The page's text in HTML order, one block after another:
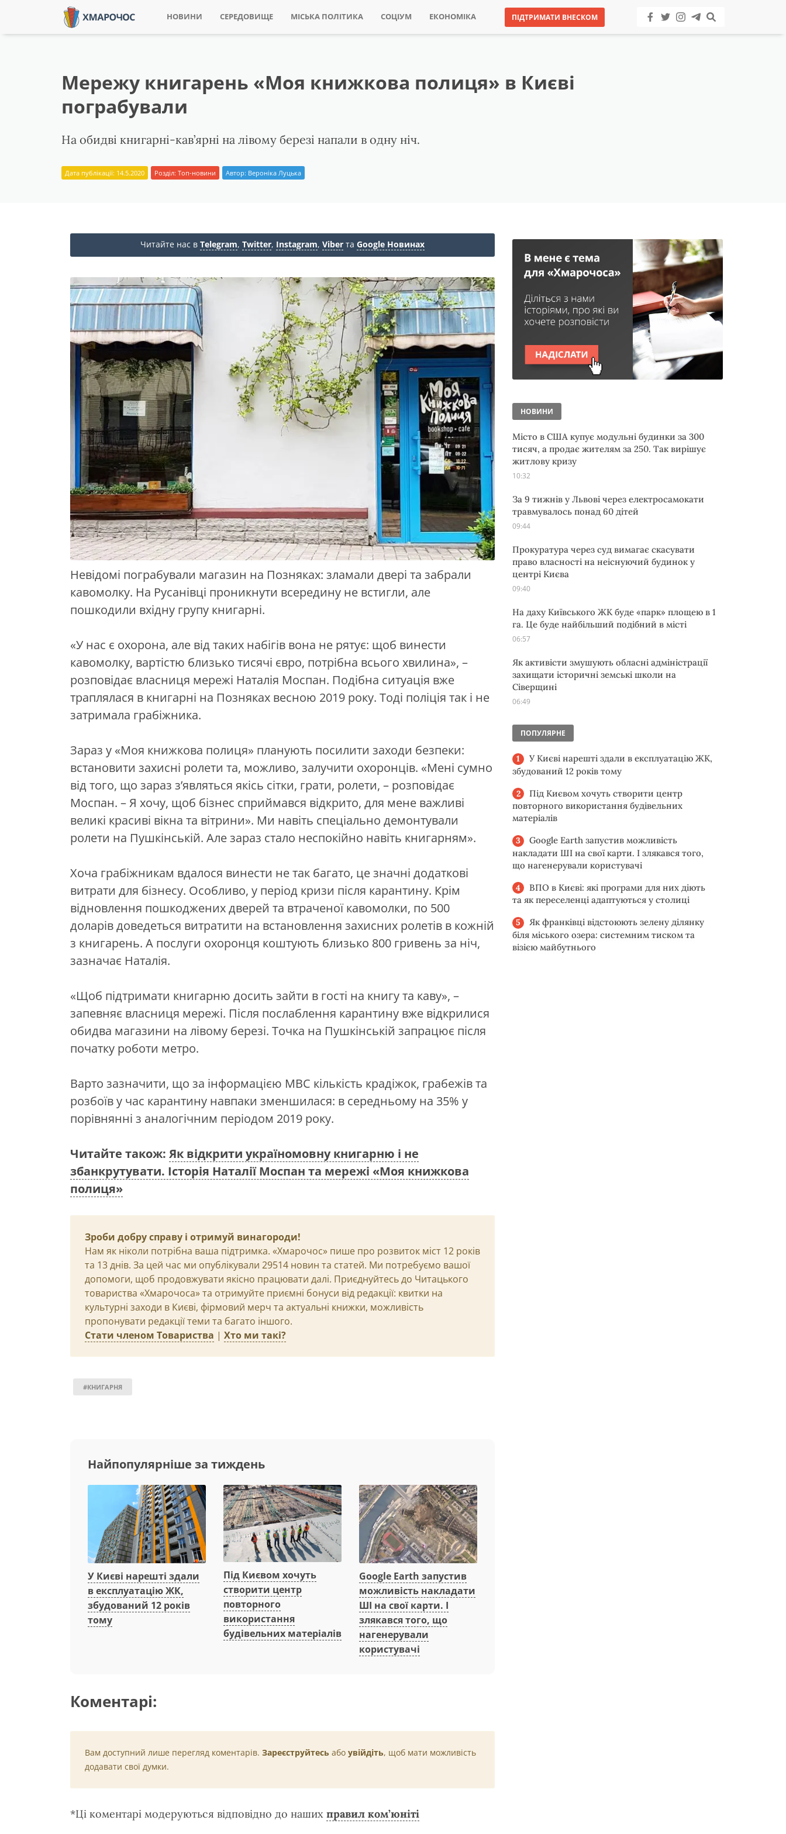
НОВИНИ СЕРЕДОВИЩЕ МІСЬКА ПОЛІТИКА СОЦІУМ ЕКОНОМІКА ПІДТРИМАТИ ВНЕСКОМ
Мережу книгарень «Моя книжкова полиця» в Києві
пограбували
На обидві книгарні-кав’ярні на лівому березі напали в одну ніч.
Дата публікації: 14.5.2020 Розділ: Топ-новини Автор: Вероніка Луцька
Читайте нас в Telegram, Twitter, Instagram, Viber та Google Новинах
Невідомі пограбували магазин на Позняках: зламали двері та забрали
кавомолку. На Русанівці проникнути всередину не встигли, але
пошкодили вхідну групу книгарні.
«У нас є охорона, але від таких набігів вона не рятує: щоб винести
кавомолку, вартістю близько тисячі євро, потрібна всього хвилина», –
розповідає власниця мережі Наталія Моспан. Подібна ситуація вже
траплялася в книгарні на Позняках весною 2019 року. Тоді поліція так і не
затримала грабіжника.
Зараз у «Моя книжкова полиця» планують посилити заходи безпеки:
встановити захисні ролети та, можливо, залучити охоронців. «Мені сумно
від того, що зараз з’являться якісь сітки, грати, ролети, – розповідає
Моспан. – Я хочу, щоб бізнес сприймався відкрито, для мене важливі
великі красиві вікна та вітрини». Ми навіть спеціально демонтували
ролети на Пушкінській. Але зараз стало неспокійно навіть книгарням».
Хоча грабіжникам вдалося винести не так багато, це значні додаткові
витрати для бізнесу. Особливо, у період кризи після карантину. Крім
відновлення пошкоджених дверей та втраченої кавомолки, по 500
доларів доведеться витратити на встановлення захисних ролетів в кожній
з книгарень. А послуги охоронця коштують близько 800 гривень за ніч,
зазначає Наталія.
«Щоб підтримати книгарню досить зайти в гості на книгу та каву», –
запевняє власниця мережі. Після послаблення карантину вже відкрилися
обидва магазини на лівому березі. Точка на Пушкінській запрацює після
початку роботи метро.
Варто зазначити, що за інформацією МВС кількість крадіжок, грабежів та
розбоїв у час карантину навпаки зменшилася: в середньому на 35% у
порівнянні з аналогічним періодом 2019 року.
Читайте також: Як відкрити україномовну книгарню і не
збанкрутувати. Історія Наталії Моспан та мережі «Моя книжкова
полиця»
Зроби добру справу і отримуй винагороди!
Нам як ніколи потрібна ваша підтримка. «Хмарочос» пише про розвиток міст 12 років
та 13 днів. За цей час ми опублікували 29514 новин та статей. Ми потребуємо вашої
допомоги, щоб продовжувати якісно працювати далі. Приєднуйтесь до Читацького
товариства «Хмарочоса» та отримуйте приємні бонуси від редакції: квитки на
культурні заходи в Києві, фірмовий мерч та актуальні книжки, можливість
пропонувати редакції теми та багато іншого.
Стати членом Товариства | Хто ми такі?
#КНИГАРНЯ
Найпопулярніше за тиждень
У Києві нарешті здали
в експлуатацію ЖК,
збудований 12 років
тому
Під Києвом хочуть
створити центр
повторного
використання
будівельних матеріалів
Google Earth запустив
можливість накладати
ШІ на свої карти. І
злякався того, що
нагенерували
користувачі
Коментарі:
Вам доступний лише перегляд коментарів. Зареєструйтесь або увійдіть, щоб мати можливість
додавати свої думки.
*Ці коментарі модеруються відповідно до наших правил ком’юніті
НОВИНИ
Місто в США купує модульні будинки за 300
тисяч, а продає жителям за 250. Так вирішує
житлову кризу
10:32
За 9 тижнів у Львові через електросамокати
травмувалось понад 60 дітей
09:44
Прокуратура через суд вимагає скасувати
право власності на неіснуючий будинок у
центрі Києва
09:40
На даху Київського ЖК буде «парк» площею в 1
га. Це буде найбільший подібний в місті
06:57
Як активісти змушують обласні адміністрації
захищати історичні земські школи на
Сіверщині
06:49
ПОПУЛЯРНЕ
У Києві нарешті здали в експлуатацію ЖК,
збудований 12 років тому
Під Києвом хочуть створити центр
повторного використання будівельних
матеріалів
Google Earth запустив можливість
накладати ШІ на свої карти. І злякався того,
що нагенерували користувачі
ВПО в Києві: які програми для них діють
та як переселенці адаптуються у столиці
Як франківці відстоюють зелену ділянку
біля міського озера: системним тиском та
візією майбутнього